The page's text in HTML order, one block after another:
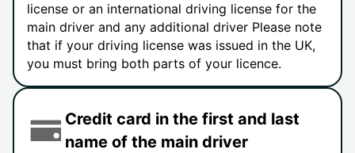
license or an international driving license for the
main driver and any additional driver Please note
that if your driving license was issued in the UK,
you must bring both parts of your licence.
Credit card in the first and last
name of the main driver